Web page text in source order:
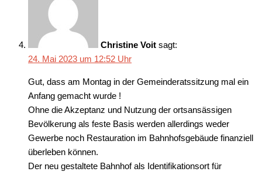
Christine Voit sagt:
24. Mai 2023 um 12:52 Uhr
Gut, dass am Montag in der Gemeinderatssitzung mal ein
Anfang gemacht wurde !
Ohne die Akzeptanz und Nutzung der ortsansässigen
Bevölkerung als feste Basis werden allerdings weder
Gewerbe noch Restauration im Bahnhofsgebäude finanziell
überleben können.
Der neu gestaltete Bahnhof als Identifikationsort für